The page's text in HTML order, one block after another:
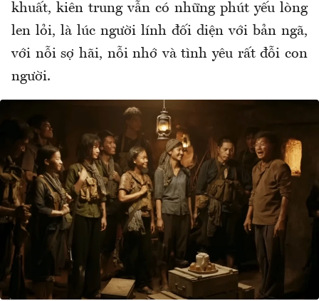
khuất, kiên trung vẫn có những phút yếu lòng
len lỏi, là lúc người lính đối diện với bản ngã,
với nỗi sợ hãi, nỗi nhớ và tình yêu rất đỗi con
người.